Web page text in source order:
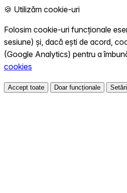
🍪 Utilizăm cookie-uri
Folosim cookie-uri funcționale
sesiune) și, dacă ești de acord,
(Google Analytics) pentru a
cookies
Accept toate Doar funcționale